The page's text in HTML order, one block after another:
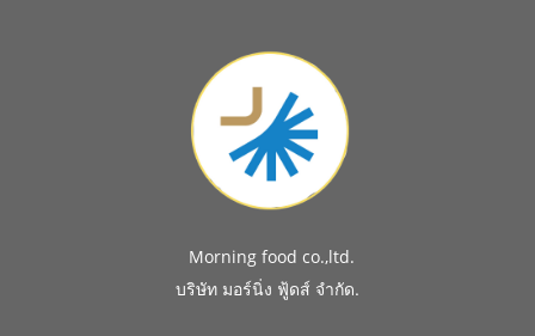
Morning food co.,ltd.
บริษัท มอร์นิ่ง ฟู้ดส์ จำกัด.